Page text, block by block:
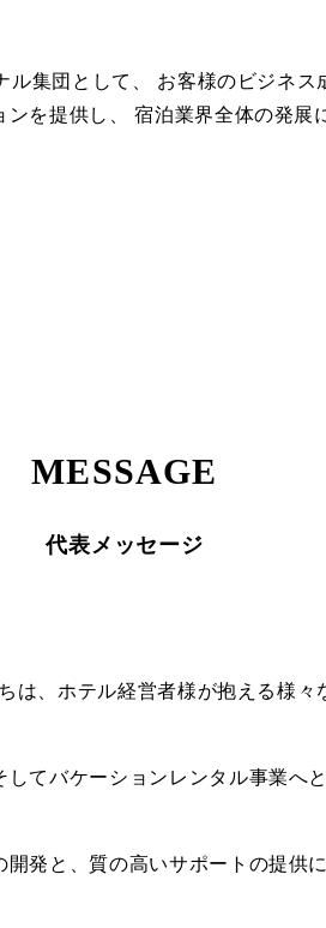
集団として、 お客様のビジネ
を提供し、 宿泊業界全体の発展
MESSAGE
代表メッセージ
、ホテル経営者様が抱える様
てバケーションレンタル事業へ
発と、質の高いサポートの提供